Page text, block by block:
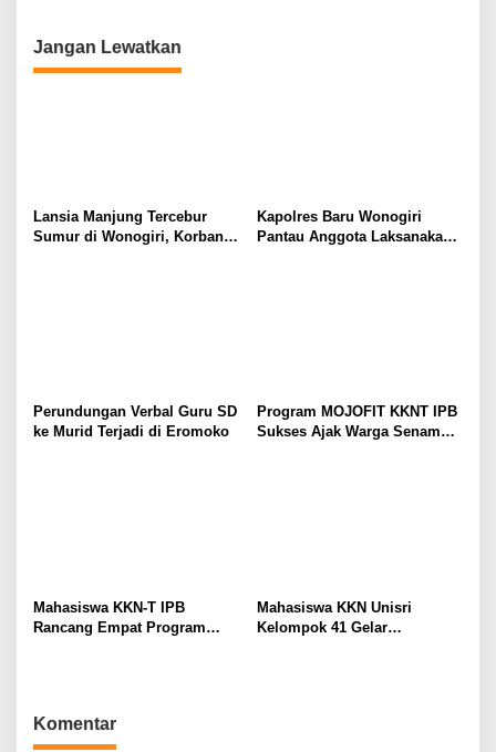
Jangan Lewatkan
Lansia Manjung Tercebur
Sumur di Wonogiri, Korban
Kapolres Baru Wonogiri
Pantau Anggota Laksanakan
Perundungan Verbal Guru SD
ke Murid Terjadi di Eromoko
Program MOJOFIT KKNT IPB
Sukses Ajak Warga Senam
Mahasiswa KKN-T IPB
Rancang Empat Program
Tremes
Mahasiswa KKN Unisri
Kelompok 41 Gelar
Komentar